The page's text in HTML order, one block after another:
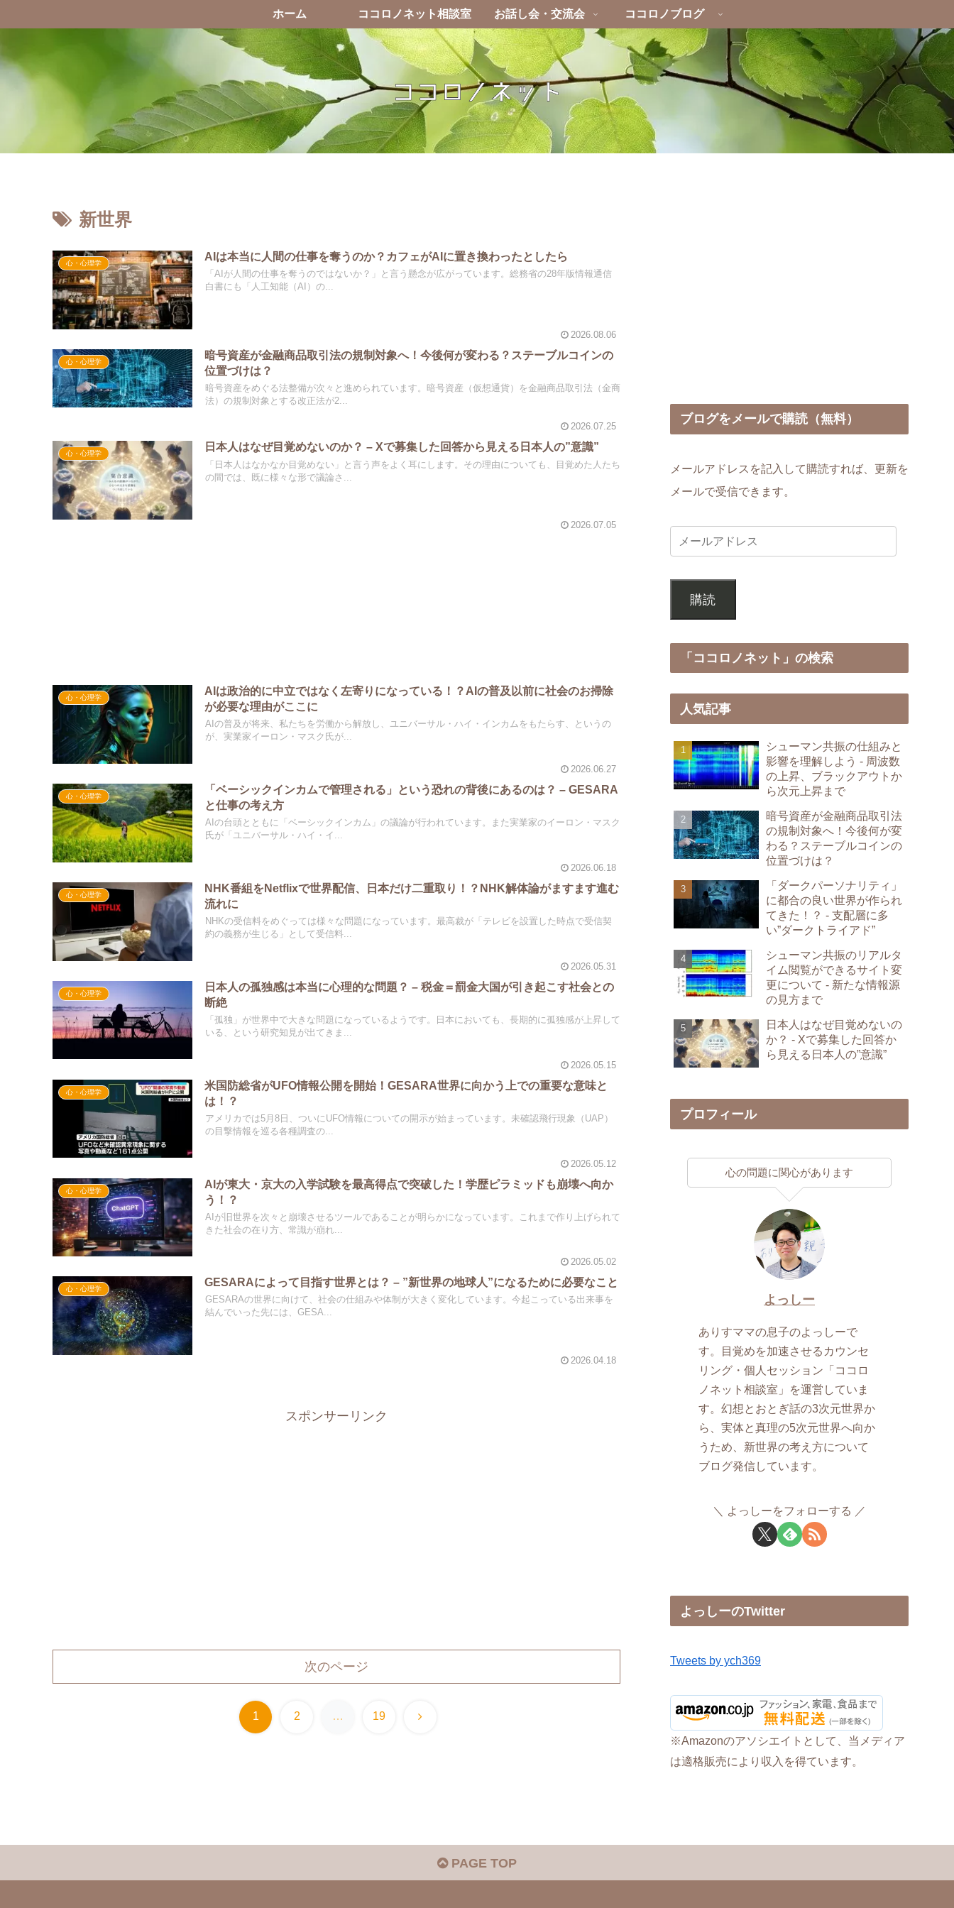
ホーム ココロノネット相談室 お話し会・交流会 ココロノブログ
新世界
心・心理学
AIは本当に人間の仕事を奪うのか？カフェがAIに置き換わったとしたら
「AIが人間の仕事を奪うのではないか？」と言う懸念が広がっています。総務省の28年版情報通信
白書にも「人工知能（AI）の...
2026.08.06
心・心理学
暗号資産が金融商品取引法の規制対象へ！今後何が変わる？ステーブルコインの
位置づけは？
暗号資産をめぐる法整備が次々と進められています。暗号資産（仮想通貨）を金融商品取引法（金商
法）の規制対象とする改正法が2...
2026.07.25
心・心理学
日本人はなぜ目覚めないのか？ – Xで募集した回答から見える日本人の”意識”
「日本人はなかなか目覚めない」と言う声をよく耳にします。その理由についても、目覚めた人たち
の間では、既に様々な形で議論さ...
2026.07.05
心・心理学
AIは政治的に中立ではなく左寄りになっている！？AIの普及以前に社会のお掃除
が必要な理由がここに
AIの普及が将来、私たちを労働から解放し、ユニバーサル・ハイ・インカムをもたらす、というの
が、実業家イーロン・マスク氏が...
2026.06.27
心・心理学
「ベーシックインカムで管理される」という恐れの背後にあるのは？ – GESARA
と仕事の考え方
AIの台頭とともに「ベーシックインカム」の議論が行われています。また実業家のイーロン・マスク
氏が「ユニバーサル・ハイ・イ...
2026.06.18
心・心理学
NHK番組をNetflixで世界配信、日本だけ二重取り！？NHK解体論がますます進む
流れに
NHKの受信料をめぐっては様々な問題になっています。最高裁が「テレビを設置した時点で受信契
約の義務が生じる」として受信料...
2026.05.31
心・心理学
日本人の孤独感は本当に心理的な問題？ – 税金＝罰金大国が引き起こす社会との
断絶
「孤独」が世界中で大きな問題になっているようです。日本においても、長期的に孤独感が上昇して
いる、という研究知見が出てきま...
2026.05.15
心・心理学
米国防総省がUFO情報公開を開始！GESARA世界に向かう上での重要な意味と
は！？
アメリカでは5月8日、ついにUFO情報についての開示が始まっています。未確認飛行現象（UAP）
の目撃情報を巡る各種調査の...
2026.05.12
心・心理学
AIが東大・京大の入学試験を最高得点で突破した！学歴ピラミッドも崩壊へ向か
う！？
AIが旧世界を次々と崩壊させるツールであることが明らかになっています。これまで作り上げられて
きた社会の在り方、常識が崩れ...
2026.05.02
心・心理学
GESARAによって目指す世界とは？ – ”新世界の地球人”になるために必要なこと
GESARAの世界に向けて、社会の仕組みや体制が大きく変化しています。今起こっている出来事を
結んでいった先には、GESA...
2026.04.18
スポンサーリンク
次のページ
1 2 … 19 次
ブログをメールで購読（無料）
メールアドレスを記入して購読すれば、更新を
メールで受信できます。
購読
「ココロノネット」の検索
人気記事
シューマン共振の仕組みと
影響を理解しよう - 周波数
の上昇、ブラックアウトか
ら次元上昇まで
暗号資産が金融商品取引法
の規制対象へ！今後何が変
わる？ステーブルコインの
位置づけは？
「ダークパーソナリティ」
に都合の良い世界が作られ
てきた！？ - 支配層に多
い”ダークトライアド”
シューマン共振のリアルタ
イム閲覧ができるサイト変
更について - 新たな情報源
の見方まで
日本人はなぜ目覚めないの
か？ - Xで募集した回答か
ら見える日本人の”意識”
プロフィール
心の問題に関心があります
よっしー
ありすママの息子のよっしーで
す。目覚めを加速させるカウンセ
リング・個人セッション「ココロ
ノネット相談室」を運営していま
す。幻想とおとぎ話の3次元世界か
ら、実体と真理の5次元世界へ向か
うため、新世界の考え方について
ブログ発信しています。
よっしーをフォローする
よっしーのTwitter
Tweets by ych369
※Amazonのアソシエイトとして、当メディア
は適格販売により収入を得ています。
PAGE TOP